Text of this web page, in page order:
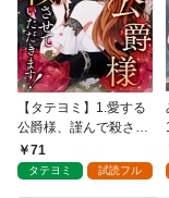
【タテヨミ】1.愛する
公爵様、謹んで殺させ
ていただきます！
71
タテヨミ 試読フル